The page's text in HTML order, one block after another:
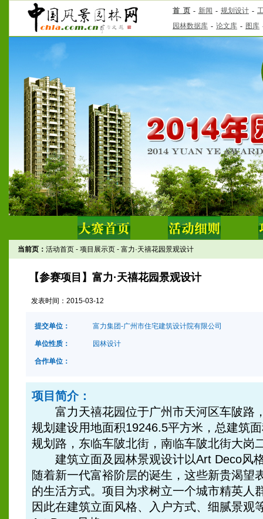
当前页： 活动首页 - 项目展示页 - 富力·天禧花园景观设计
【参赛项目】富力·天禧花园景观设计
发表时间： 2015-03-12
提交单位： 富力集团-广州市住宅建筑设计院有限公司
单位性质： 园林设计
合作单位：
项目简介：
富力天禧花园位于广州市天河区车陂路
规划建设用地面积19246.5平方米，总建筑
规划路，东临车陂北街，南临车陂北街大岗
建筑立面及园林景观设计以Art Deco风
随着新一代富裕阶层的诞生，这些新贵渴望
的生活方式。项目为求树立一个城市精英人
因此在建筑立面风格、入户方式、细腻景观